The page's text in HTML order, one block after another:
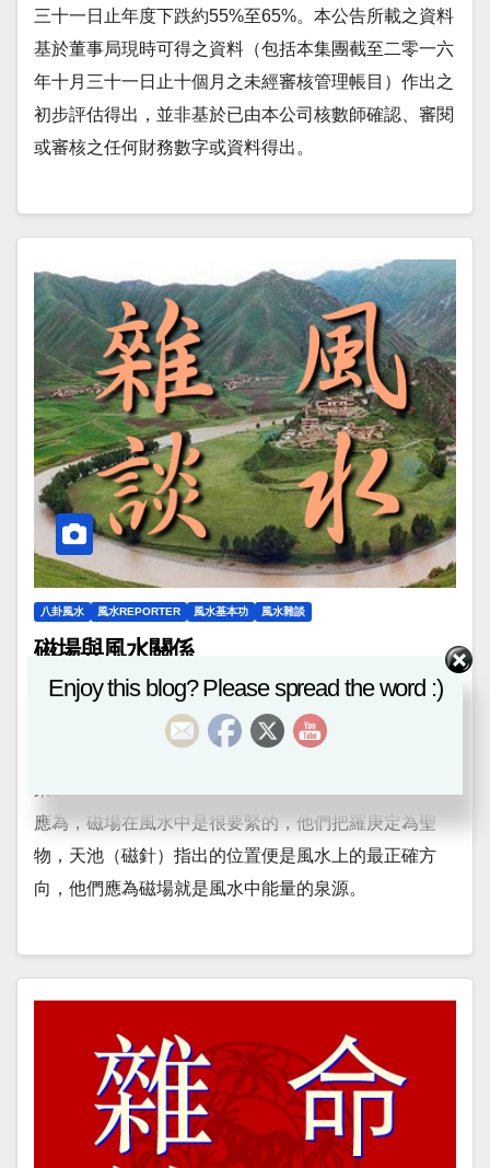
三十一日止年度下跌約55%至65%。本公告所載之資料
基於董事局現時可得之資料（包括本集團截至二零一六
年十月三十一日止十個月之未經審核管理帳目）作出之
初步評估得出，並非基於已由本公司核數師確認、審閱
或審核之任何財務數字或資料得出。
八卦風水 風水REPORTER 風水基本功 風水雜談
磁場與風水關係
2016-08-20 EDITOR
磁場與風水關係 在連續寫了幾篇論沈氏玄空學的文章
應為，磁場在風水中是很要緊的，他們把羅庚定為聖
物，天池（磁針）指出的位置便是風水上的最正確方
向，他們應為磁場就是風水中能量的泉源。
Enjoy this blog? Please spread the word :)